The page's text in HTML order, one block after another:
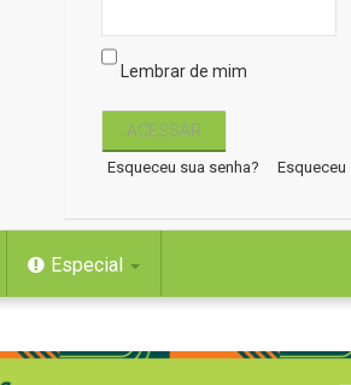
Lembrar de mim
Esqueceu sua senha? Esqueceu
Especial